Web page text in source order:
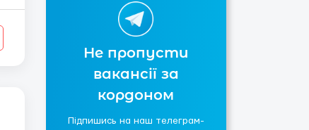
Не пропусти
вакансії за
кордоном
Підпишись на наш телеграм-